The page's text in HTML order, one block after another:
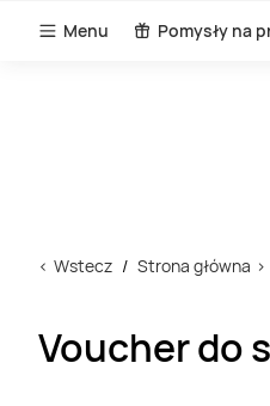
Menu Pomysły na
Wstecz Strona główna
Voucher do